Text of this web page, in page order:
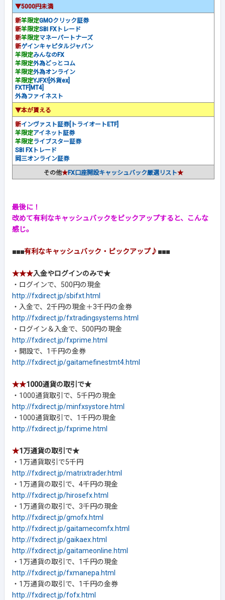
▼5000円未満
新羊限定GMOクリック証券
新羊限定SBI FXトレード
新羊限定マネーパートナーズ
新ゲインキャピタルジャパン
羊限定みんなのFX
羊限定外為どっとコム
羊限定外為オンライン
羊限定YJFX![外貨ex]
FXTF[MT4]
外為ファイネスト
▼本が貰える
新インヴァスト証券[トライオートETF]
羊限定アイネット証券
羊限定ライブスター証券
SBI FXトレード
岡三オンライン証券
その他★FX口座開設キャッシュバック厳選リスト★
最後に！
改めて有利なキャッシュバックをピックアップすると、こんな
感じ。
■■■有利なキャッシュバック・ピックアップ♪ ■■■
★★★入金やログインのみで★
・ログインで、500円の現金
http://fxdirect.jp/sbifxt.html
・入金で、2千円の現金＋3千円の金券
http://fxdirect.jp/fxtradingsystems.html
・ログイン＆入金で、500円の現金
http://fxdirect.jp/fxprime.html
・開設で、1千円の金券
http://fxdirect.jp/gaitamefinestmt4.html
★★1000通貨の取引で★
・1000通貨取引で、5千円の現金
http://fxdirect.jp/minfxsystore.html
・1000通貨取引で、1千円の現金
http://fxdirect.jp/fxprime.html
★1万通貨の取引で★
・1万通貨取引で5千円
http://fxdirect.jp/matrixtrader.html
・1万通貨の取引で、4千円の現金
http://fxdirect.jp/hirosefx.html
・1万通貨の取引で、3千円の現金
http://fxdirect.jp/gmofx.html
http://fxdirect.jp/gaitamecomfx.html
http://fxdirect.jp/gaikaex.html
http://fxdirect.jp/gaitameonline.html
・1万通貨の取引で、1千円の現金
http://fxdirect.jp/fxmanepa.html
・1万通貨の取引で、1千円の金券
http://fxdirect.jp/fofx.html